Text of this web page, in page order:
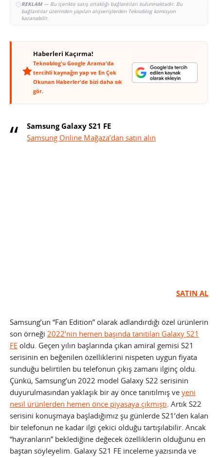
REKLAM— Bu içerikte satış ortaklığı bağlantıları bulunmaktadır. Bu
bağlantılar üzerinden yapılan alışverişlerden Teknoblog komisyon
kazanabilir.
Haberleri Kaçırma!
Teknoblog'u Google Arama'da
tercihli kaynağın yap ve En Çok
Okunan Haberler'de bizi daha sık
gör.
Samsung Galaxy S21 FE
Samsung Online Mağaza’dan satın alın
SATIN AL
Samsung’un “Fan Edition” olarak adlandırdığı özel ürünlerin
son örneği 2022’nin hemen başında tanıtılan Galaxy S21
FE oldu. Geçen yılın başlarında çıkan amiral gemisi S21
serisinin en beğenilen özelliklerini nispeten uygun fiyata
sunduğu belirtilen bu telefonun çıkış zamanı ilginç oldu.
Çünkü, Samsung’un 2022 model Galaxy S22 serisinin
duyurulmasından yaklaşık bir ay önce tanıtılmış ve yeni
nesil ürünlerden hemen önce piyasaya çıkmıştı. Artık S22
serisini konuşmaya başladığımız şu günlerde S21’den kalan
bir telefonun ne kadar ilgi çekici olduğu tartışılabilir. Ancak
“hayranların” beklediğine değecek özelliklerin olduğunu en
baştan söyleyelim. Galaxy S21 FE inceleme yazısında ve